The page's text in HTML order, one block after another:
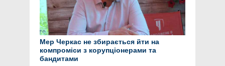
Мер Черкас не збирається йти на
компроміси з корупціонерами та
бандитами